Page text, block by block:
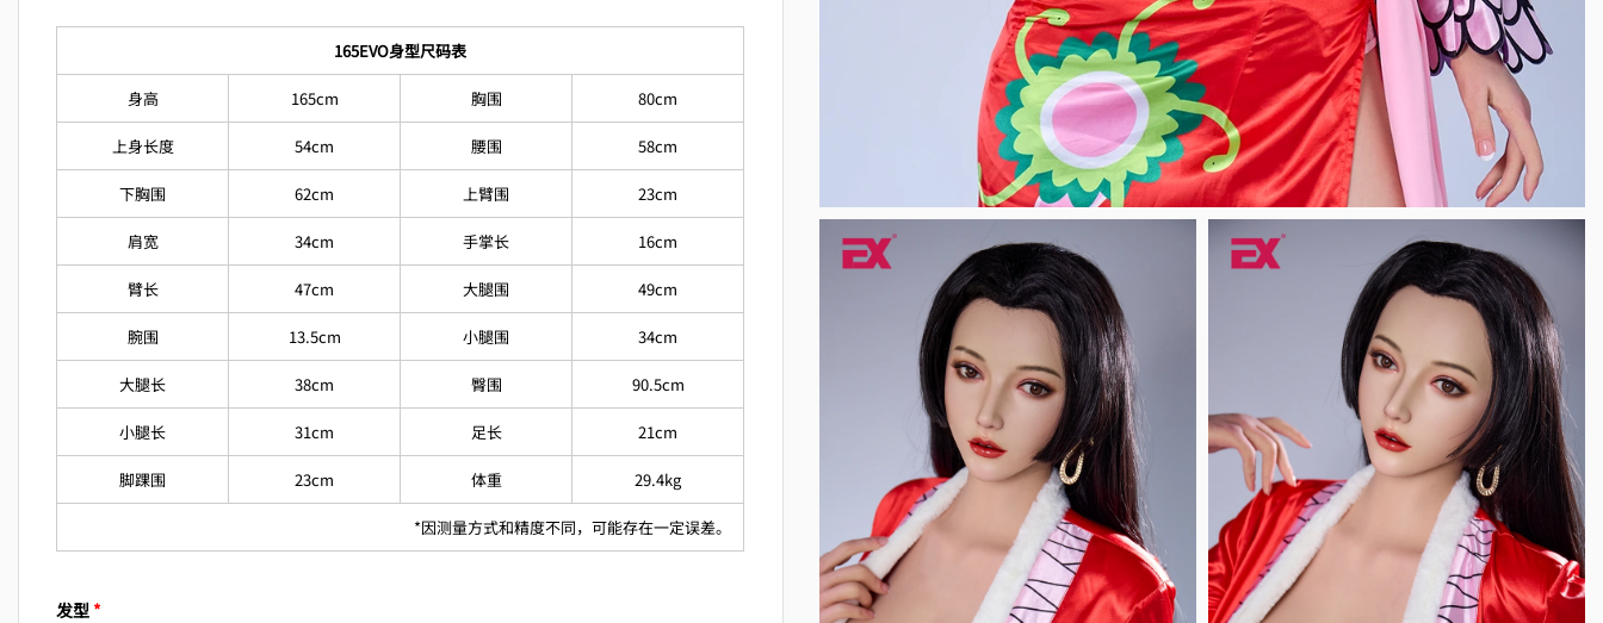
165EVO身型尺码表
身高 165cm 胸围 80cm
上身长度 54cm 腰围 58cm
下胸围 62cm 上臂围 23cm
肩宽 34cm 手掌长 16cm
臂长 47cm 大腿围 49cm
腕围 13.5cm 小腿围 34cm
大腿长 38cm 臀围 90.5cm
小腿长 31cm 足长 21cm
脚踝围 23cm 体重 29.4kg
*因测量方式和精度不同，可能存在一定误差。
发型 *